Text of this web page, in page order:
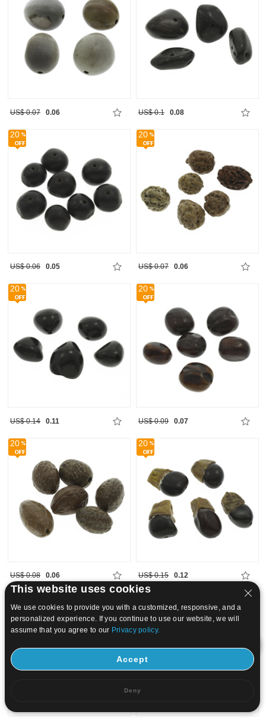
US$ 0.07 0.06 US$ 0.1 0.08
20
US$ 0.06 0.05
20
US$ 0.07 0.06
20
US$ 0.14 0.11
20
US$ 0.09 0.07
20
US$ 0.08 0.06
20
US$ 0.15 0.12
This website uses cookies
We use cookies to provide you with a customized, responsive, and a
personalized experience. If you continue to use our website, we will
assume that you agree to our Privacy policy.
Accept
Deny